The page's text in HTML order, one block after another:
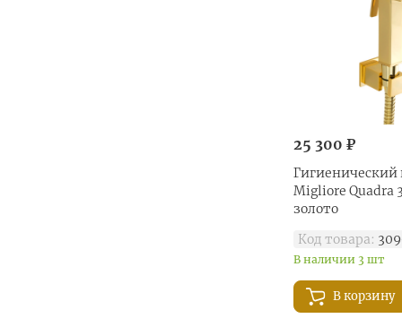
25 300 ₽
Гигиенический
Migliore Quadra
золото
Код товара:
В наличии 3 шт
В корзину